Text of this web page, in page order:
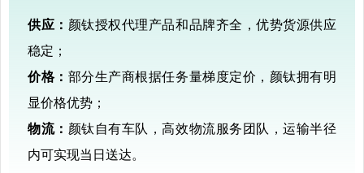
供应： 颜钛授权代理产品和品牌齐全，优势货源供应
稳定；
价格： 部分生产商根据任务量梯度定价，颜钛拥有明
显价格优势；
物流： 颜钛自有车队，高效物流服务团队，运输半径
内可实现当日送达。